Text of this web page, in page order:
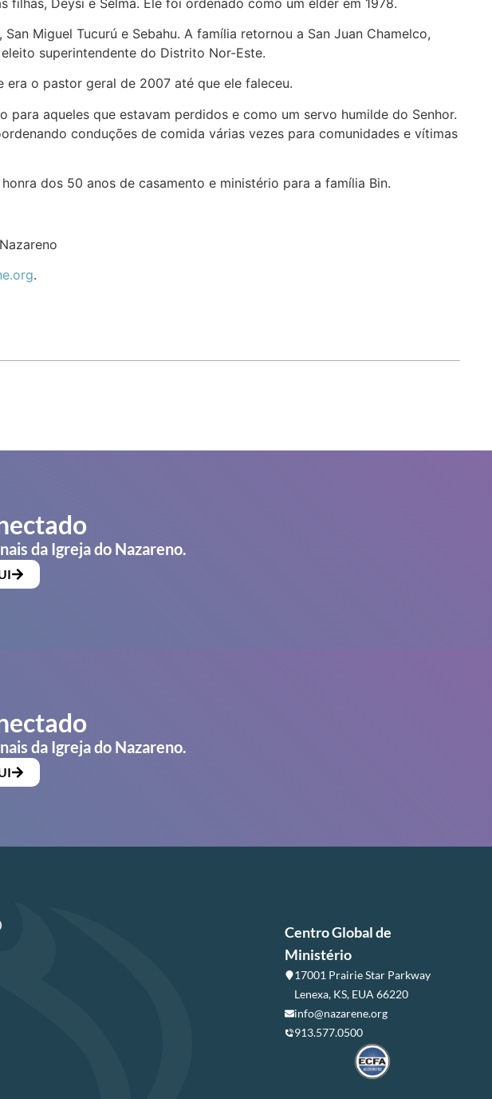
Miguel Tucurú e Sebahu. A família retornou a San Juan Chamelco,
superintendente do Distrito Nor-Este.
o pastor geral de 2007 até que ele faleceu.
aqueles que estavam perdidos e como um servo humilde do Senhor.
conduções de comida várias vezes para comunidades e vítimas
dos 50 anos de casamento e ministério para a família Bin.
.
da Igreja do Nazareno.
da Igreja do Nazareno.
Centro Global de
Ministério
17001 Prairie Star Parkway
Lenexa, KS, EUA 66220
info@nazarene.org
913.577.0500